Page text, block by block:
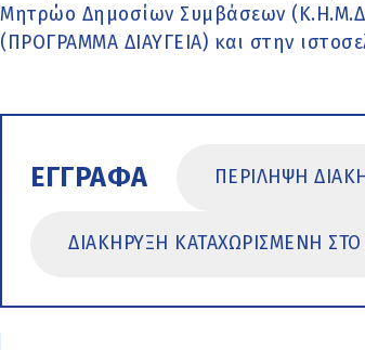
Μητρώο Δημοσίων Συμβάσεων
(ΠΡΟΓΡΑΜΜΑ ΔΙΑΥΓΕΙΑ) και στην
ΕΓΓΡΑΦΑ ΠΕΡΙΛΗΨΗ
ΔΙΑΚΗΡΥΞΗ ΚΑΤΑΧΩΡΙΣΜΕΝΗ